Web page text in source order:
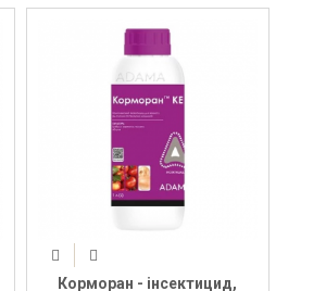
Корморан - інсектицид,